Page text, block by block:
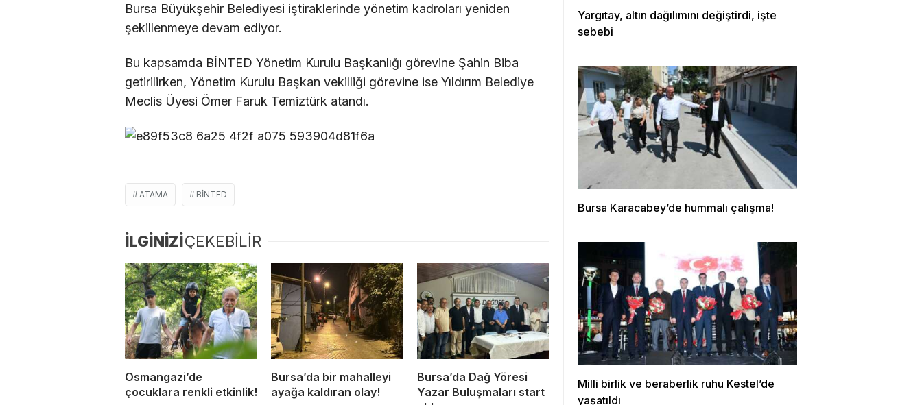
Bursa Büyükşehir Belediyesi iştiraklerinde yönetim kadroları yeniden
şekillenmeye devam ediyor.
Bu kapsamda BİNTED Yönetim Kurulu Başkanlığı görevine Şahin Biba
getirilirken, Yönetim Kurulu Başkan vekilliği görevine ise Yıldırım Belediye
Meclis Üyesi Ömer Faruk Temiztürk atandı.
ATAMA BİNTED
İLGİNİZİÇEKEBİLİR
Osmangazi’de
çocuklara renkli etkinlik!
Bursa’da bir mahalleyi
ayağa kaldıran olay!
Bursa’da Dağ Yöresi
Yazar Buluşmaları start
Yargıtay, altın dağılımını değiştirdi, işte
sebebi
Bursa Karacabey’de hummalı çalışma!
Milli birlik ve beraberlik ruhu Kestel’de
yaşatıldı